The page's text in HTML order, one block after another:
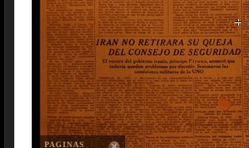
PAGINAS